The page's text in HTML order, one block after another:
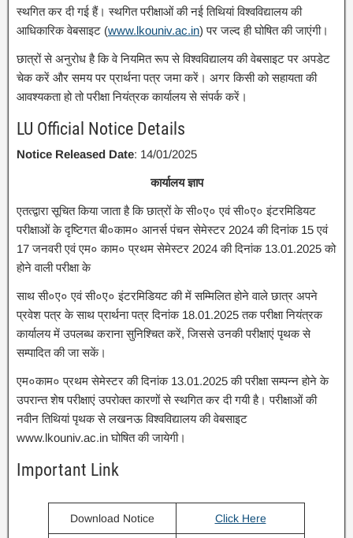
स्थगित कर दी गई हैं। स्थगित परीक्षाओं की नई तिथियां विश्वविद्यालय की
आधिकारिक वेबसाइट (www.lkouniv.ac.in) पर जल्द ही घोषित की जाएंगी।
छात्रों से अनुरोध है कि वे नियमित रूप से विश्वविद्यालय की वेबसाइट पर अपडेट
चेक करें और समय पर प्रार्थना पत्र जमा करें। अगर किसी को सहायता की
आवश्यकता हो तो परीक्षा नियंत्रक कार्यालय से संपर्क करें।
LU Official Notice Details
Notice Released Date: 14/01/2025
कार्यालय ज्ञाप
एतत्द्वारा सूचित किया जाता है कि छात्रों के सी०ए० एवं सी०ए० इंटरमिडियट
परीक्षाओं के दृष्टिगत बी०काम० आनर्स पंचन सेमेस्टर 2024 की दिनांक 15 एवं
17 जनवरी एवं एम० काम० प्रथम सेमेस्टर 2024 की दिनांक 13.01.2025 को
होने वाली परीक्षा के
साथ सी०ए० एवं सी०ए० इंटरमिडियट की में सम्मिलित होने वाले छात्र अपने
प्रवेश पत्र के साथ प्रार्थना पत्र दिनांक 18.01.2025 तक परीक्षा नियंत्रक
कार्यालय में उपलब्ध कराना सुनिश्चित करें, जिससे उनकी परीक्षाएं पृथक से
सम्पादित की जा सकें।
एम०काम० प्रथम सेमेस्टर की दिनांक 13.01.2025 की परीक्षा सम्पन्न होने के
उपरान्त शेष परीक्षाएं उपरोक्त कारणों से स्थगित कर दी गयी है। परीक्षाओं की
नवीन तिथियां पृथक से लखनऊ विश्वविद्यालय की वेबसाइट
www.lkouniv.ac.in घोषित की जायेगी।
Important Link
Download Notice Click Here